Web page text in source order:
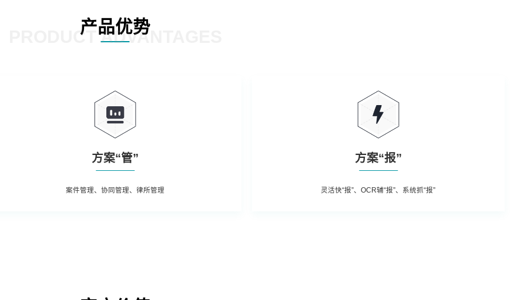
产品优势
PRODUCT ADVANTAGES
方案“管”
案件管理、协同管理、律所管理
方案“报”
灵活快“报”、OCR辅“报”、系统抓“报”